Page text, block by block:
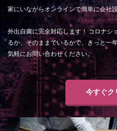
家にいながらオンラインで簡単に会社
外出自粛に完全対応します！ コロナシ
るか、そのままでいるかで、きっと一
気軽にお問い合わせください。
今すぐク